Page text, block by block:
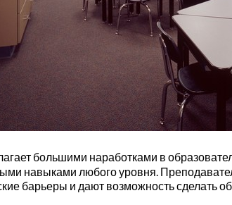
большими наработками в
навыками любого уровня.
барьеры и дают возможность сделать